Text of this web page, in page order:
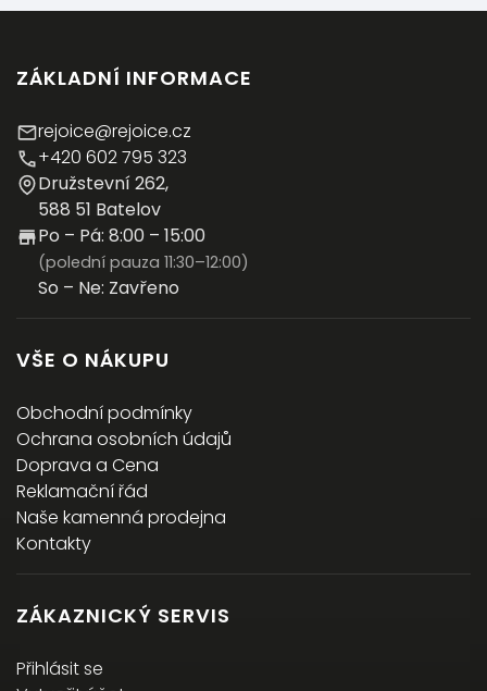
ZÁKLADNÍ INFORMACE
rejoice@rejoice.cz
+420 602 795 323
Družstevní 262,
588 51 Batelov
Po – Pá: 8:00 – 15:00
(polední pauza 11:30–12:00)
So – Ne: Zavřeno
VŠE O NÁKUPU
Obchodní podmínky
Ochrana osobních údajů
Doprava a Cena
Reklamační řád
Naše kamenná prodejna
Kontakty
ZÁKAZNICKÝ SERVIS
Přihlásit se